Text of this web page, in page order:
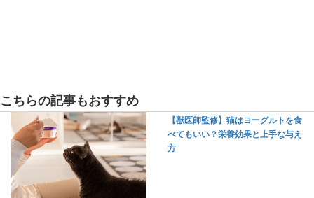
こちらの記事もおすすめ
【獣医師監修】猫はヨーグルトを食
べてもいい？栄養効果と上手な与え
方